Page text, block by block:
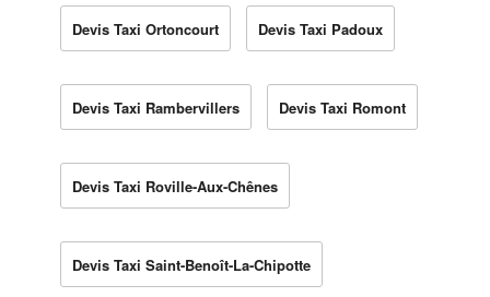
Devis Taxi Ortoncourt Devis Taxi Padoux
Devis Taxi Rambervillers Devis Taxi Romont
Devis Taxi Roville-Aux-Chênes
Devis Taxi Saint-Benoît-La-Chipotte